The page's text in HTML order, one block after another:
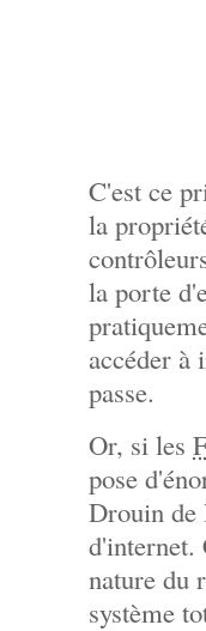
C'est ce
la
la porte
accéder à
passe.
Or, si les
pose
Drouin de
d'internet.
nature du
système